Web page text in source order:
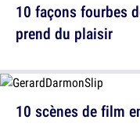
10 façons fourbes
prend du plaisir
10 scènes de film